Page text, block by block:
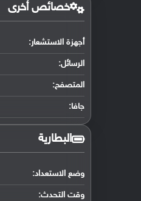
خصائص أخرى
أجهزة الاستشعار:
الرسائل:
المتصفح:
جافا:
البطارية
وضع الاستعداد:
وقت التحدث: